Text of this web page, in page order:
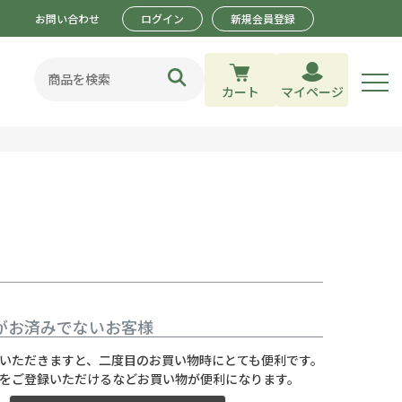
お問い合わせ ログイン 新規会員登録
カート マイページ
お済みでないお客様
ただきますと、二度目のお買い物時にとても便利です。
ご登録いただけるなどお買い物が便利になります。